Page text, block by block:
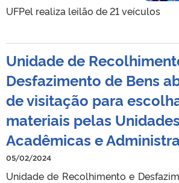
UFPel realiza leilão de 21 veículos
Unidade de
Desfazimento de Bens
de visitação para
materiais pelas Unidades
Acadêmicas e
05/02/2024
Unidade de Recolhimento e